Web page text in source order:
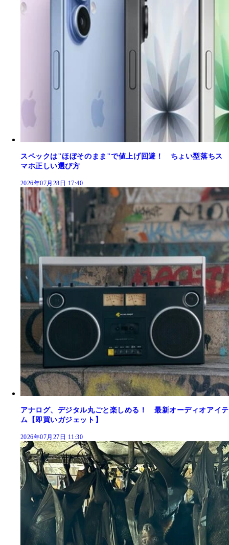
スペックは"ほぼそのまま"で値上げ回避！ ちょい型落ちス
マホ正しい選び方
2026年07月28日 17:40
アナログ、デジタル丸ごと楽しめる！ 最新オーディオアイテ
ム【即買いガジェット】
2026年07月27日 11:30